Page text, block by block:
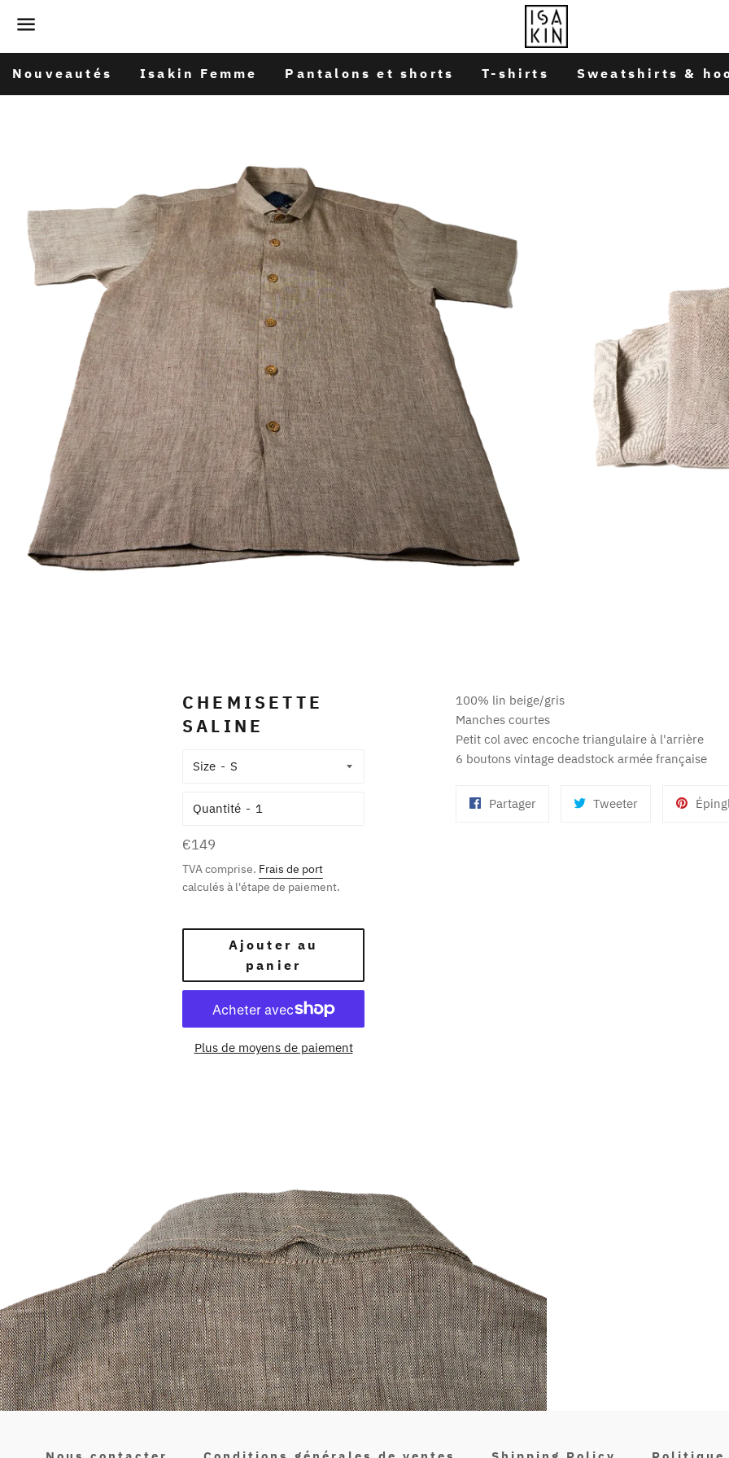
Menu
Nouveautés Isakin Femme Pantalons et shorts T-shirts Sweatshirts &
CHEMISETTE
SALINE
Size
Quantité
Prix
régulier
€149
TVA comprise. Frais de port
calculés à l'étape de paiement.
Ajouter au
panier
Plus de moyens de paiement
100% lin beige/gris
Manches courtes
Petit col avec encoche triangulaire à l'arrière
6 boutons vintage deadstock armée française
PartagerPartager
TweeterTweeter